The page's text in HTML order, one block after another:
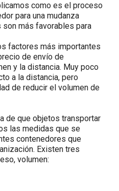
como es el proceso
para una mudanza
son más favorables para
factores más importantes
de envío de
y la distancia. Muy poco
a la distancia, pero
de reducir el volumen de
de que objetos transportar
las medidas que se
contenedores que
Existen tres
volumen: